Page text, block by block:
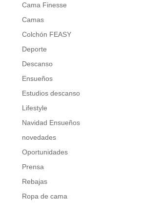
Cama Finesse
Camas
Colchón FEASY
Deporte
Descanso
Ensueños
Estudios descanso
Lifestyle
Navidad Ensueños
novedades
Oportunidades
Prensa
Rebajas
Ropa de cama